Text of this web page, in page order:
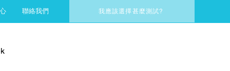
聯絡我們 我應該選擇甚麼測試?